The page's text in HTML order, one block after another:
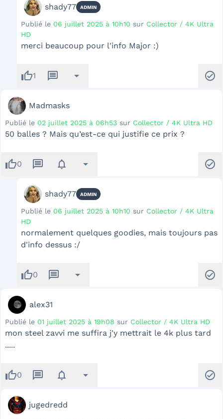
shady77 ADMIN
Publié le 06 juillet 2025 à 10h10 sur Collector / 4K Ultra
HD
merci beaucoup pour l'info Major :)
thumb_up1 message arrow_drop_down check_circle
Madmasks
Publié le 02 juillet 2025 à 06h53 sur Collector / 4K Ultra HD
50 balles ? Mais qu’est-ce qui justifie ce prix ?
thumb_up0 message notifications arrow_drop_down check_circle
shady77 ADMIN
Publié le 06 juillet 2025 à 10h10 sur Collector / 4K Ultra
HD
normalement quelques goodies, mais toujours pas
d'info dessus :/
thumb_up0 message arrow_drop_down check_circle
alex31
Publié le 01 juillet 2025 à 19h08 sur Collector / 4K Ultra HD
mon steel zavvi me suffira j'y mettrait le 4k plus tard
.....
thumb_up0 message notifications arrow_drop_down check_circle
jugedredd